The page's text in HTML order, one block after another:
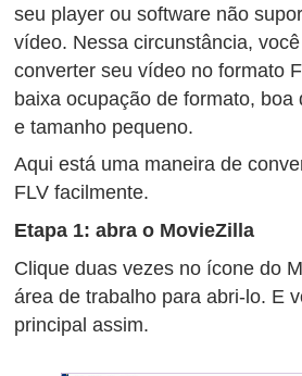
seu player ou software não
vídeo. Nessa circunstância,
converter seu vídeo no formato
baixa ocupação de formato, boa
e tamanho pequeno.
Aqui está uma maneira de
FLV facilmente.
Etapa 1: abra o MovieZilla
Clique duas vezes no ícone do
área de trabalho para abri-lo. E
principal assim.